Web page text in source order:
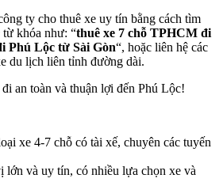
ty cho thuê xe uy tín bằng cách tìm
khóa như: “thuê xe 7 chỗ TPHCM đi
Phú Lộc từ Sài Gòn“, hoặc liên hệ các
du lịch liên tỉnh đường dài.
an toàn và thuận lợi đến Phú Lộc!
xe 4-7 chỗ có tài xế, chuyên các tuyến
lớn và uy tín, có nhiều lựa chọn xe và